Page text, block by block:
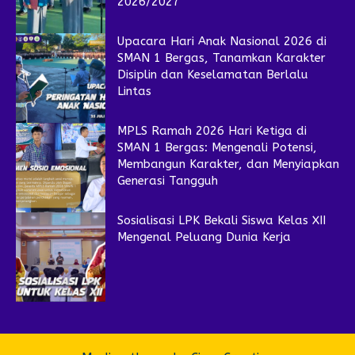
Upacara Hari Anak Nasional 2026 di
SMAN 1 Bergas, Tanamkan Karakter
Disiplin dan Keselamatan Berlalu
Lintas
MPLS Ramah 2026 Hari Ketiga di
SMAN 1 Bergas: Mengenali Potensi,
Membangun Karakter, dan Menyiapkan
Generasi Tangguh
Sosialisasi LPK Bekali Siswa Kelas XII
Mengenal Peluang Dunia Kerja